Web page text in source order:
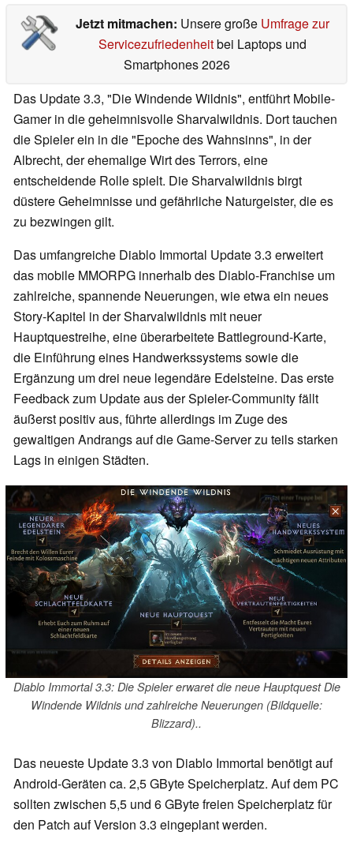
Jetzt mitmachen: Unsere große Umfrage zur
Servicezufriedenheitbei Laptops und
Smartphones 2026
Das Update 3.3, "Die Windende Wildnis", entführt Mobile-
Gamer in die geheimnisvolle Sharvalwildnis. Dort tauchen
die Spieler ein in die "Epoche des Wahnsinns", in der
Albrecht, der ehemalige Wirt des Terrors, eine
entscheidende Rolle spielt. Die Sharvalwildnis birgt
düstere Geheimnisse und gefährliche Naturgeister, die es
zu bezwingen gilt.
Das umfangreiche Diablo Immortal Update 3.3 erweitert
das mobile MMORPG innerhalb des Diablo-Franchise um
zahlreiche, spannende Neuerungen, wie etwa ein neues
Story-Kapitel in der Sharvalwildnis mit neuer
Hauptquestreihe, eine überarbeitete Battleground-Karte,
die Einführung eines Handwerkssystems sowie die
Ergänzung um drei neue legendäre Edelsteine. Das erste
Feedback zum Update aus der Spieler-Community fällt
äußerst positiv aus, führte allerdings im Zuge des
gewaltigen Andrangs auf die Game-Server zu teils starken
Lags in einigen Städten.
Diablo Immortal 3.3: Die Spieler erwaret die neue Hauptquest Die
Windende Wildnis und zahlreiche Neuerungen (Bildquelle:
Blizzard)..
Das neueste Update 3.3 von Diablo Immortal benötigt auf
Android-Geräten ca. 2,5 GByte Speicherplatz. Auf dem PC
sollten zwischen 5,5 und 6 GByte freien Speicherplatz für
den Patch auf Version 3.3 eingeplant werden.